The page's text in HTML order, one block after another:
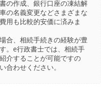
の作成、銀行口座の凍結解
の名義変更などさまざまな
用も比較的安価に済みま
合、相続手続きの経験が豊
。e行政書士では、相続手
介することが可能ですの
合わせください。